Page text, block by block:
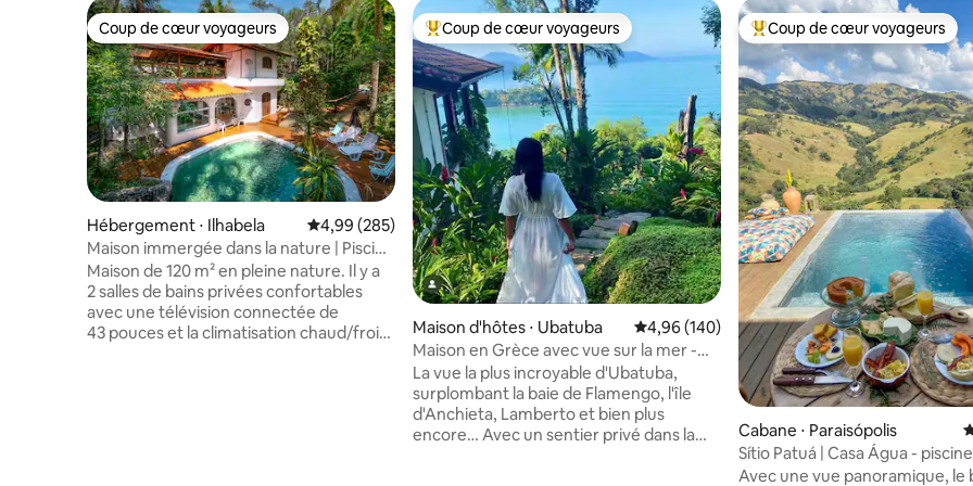
Coup de cœur voyageurs
Coup de cœur voyageurs
Hébergement ⋅ Ilhabela Évaluation moyenne sur la base de 285 commentaires : 4,99 sur 5
4,99 (285)
Maison immergée dans la nature | Piscine
| Toit de puits de lumière
Maison de 120 m² en pleine nature. Il y a
2 salles de bains privées confortables
avec une télévision connectée de
43 pouces et la climatisation chaud/froid.
Coups de cœur voyageurs les plus appréciés
Coup de cœur voyageurs
Maison d'hôtes ⋅ Ubatuba Évaluation moyenne sur la base de 140
4,96 (140)
Maison en Grèce avec vue sur la mer -
Promontory Site
La vue la plus incroyable d'Ubatuba,
surplombant la baie de Flamengo, l'île
d'Anchieta, Lamberto et bien plus
encore… Avec un sentier privé dans la
Coups de cœur voyageurs les
Coup de cœur voyageurs
Cabane ⋅ Paraisópolis
Sítio Patuá | Casa Água -
Avec une vue panoramique, le